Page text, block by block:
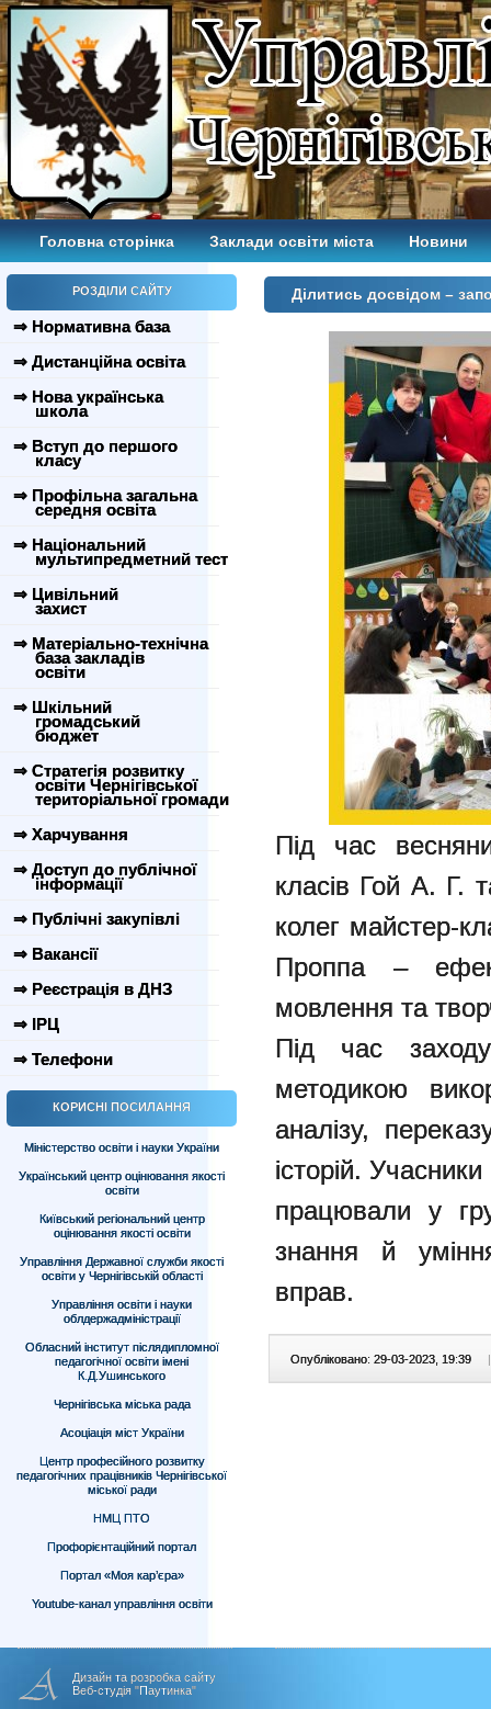
Головна сторінка Заклади освіти міста Новини
РОЗДІЛИ САЙТУ
⇒ Нормативна база
⇒ Дистанційна освіта
⇒ Нова українська
школа
⇒ Вступ до першого
класу
⇒ Профільна загальна
середня освіта
⇒ Національний
мультипредметний тест
⇒ Цивільний
захист
⇒ Матеріально-технічна
база закладів
освіти
⇒ Шкільний
громадський
бюджет
⇒ Стратегія розвитку
освіти Чернігівської
територіальної громади
⇒ Харчування
⇒ Доступ до публічної
інформації
⇒ Публічні закупівлі
⇒ Вакансії
⇒ Реєстрація в ДНЗ
⇒ ІРЦ
⇒ Телефони
КОРИСНІ ПОСИЛАННЯ
Міністерство освіти і науки України
Український центр оцінювання якості
освіти
Київський регіональний центр
оцінювання якості освіти
Управління Державної служби якості
освіти у Чернігівській області
Управління освіти і науки
облдержадміністрації
Обласний інститут післядипломної
педагогічної освіти імені
К.Д.Ушинського
Чернігівська міська рада
Асоціація міст України
Центр професійного розвитку
педагогічних працівників Чернігівської
міської ради
НМЦ ПТО
Профорієнтаційний портал
Портал «Моя кар’єра»
Youtube-канал управління освіти
Ділитись досвідом –
Під час
класів Гой А. Г.
колег майстер-
Проппа –
мовлення та
Під час
методикою
аналізу,
історій.
працювали у
знання й
вправ.
Опубліковано: 29-03-2023, 19:39 |
Дизайн та розробка сайту
Веб-студія "Паутинка"